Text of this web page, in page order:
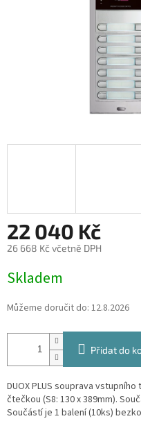
22 040 Kč
26 668 Kč včetně DPH
cena:
Skladem
Můžeme doručit do: 12.8.2026
Přidat do
DUOX PLUS souprava
čtečkou (S8: 130 x 389mm).
Součástí je 1 balení (10ks)